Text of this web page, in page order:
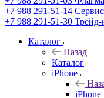
+7 988 291-51-14
+7 988 291-51-30 Трейд-
Каталог
Назад
Каталог
iPhone
iPhone